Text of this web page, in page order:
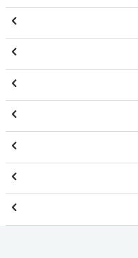






